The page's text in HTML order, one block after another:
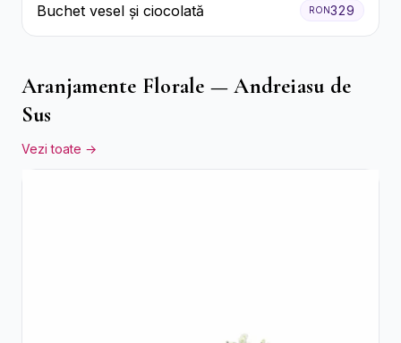
Buchet vesel și ciocolată RON329
Aranjamente Florale — Andreiasu de
Sus
Vezi toate →